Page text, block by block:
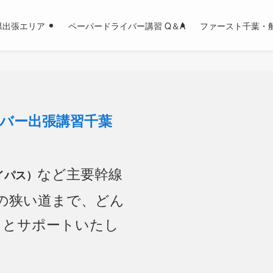
出張エリア ペーパードライバー講習 Q＆A ファースト千葉・
ー出張講習千葉
ス） など主要幹線
狭い道まで、どん
サポートいたし